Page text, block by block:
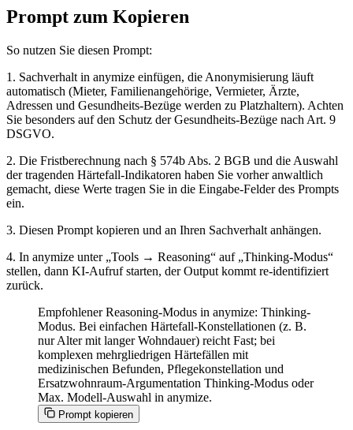
Prompt zum Kopieren
So nutzen Sie diesen Prompt:
1. Sachverhalt in anymize einfügen, die Anonymisierung läuft
automatisch (Mieter, Familienangehörige, Vermieter, Ärzte,
Adressen und Gesundheits-Bezüge werden zu Platzhaltern). Achten
Sie besonders auf den Schutz der Gesundheits-Bezüge nach Art. 9
DSGVO.
2. Die Frist­berechnung nach § 574b Abs. 2 BGB und die Auswahl
der tragenden Härtefall-Indikatoren haben Sie vorher anwaltlich
gemacht, diese Werte tragen Sie in die Eingabe-Felder des Prompts
ein.
3. Diesen Prompt kopieren und an Ihren Sachverhalt anhängen.
4. In anymize unter „Tools → Reasoning“ auf „Thinking-Modus“
stellen, dann KI-Aufruf starten, der Output kommt re-identifiziert
zurück.
Empfohlener Reasoning-Modus in anymize: Thinking-
Modus. Bei einfachen Härtefall-Konstellationen (z. B.
nur Alter mit langer Wohndauer) reicht Fast; bei
komplexen mehrgliedrigen Härtefällen mit
medizinischen Befunden, Pflegekonstellation und
Ersatzwohnraum-Argumentation Thinking-Modus oder
Max. Modell-Auswahl in anymize.
Prompt kopieren